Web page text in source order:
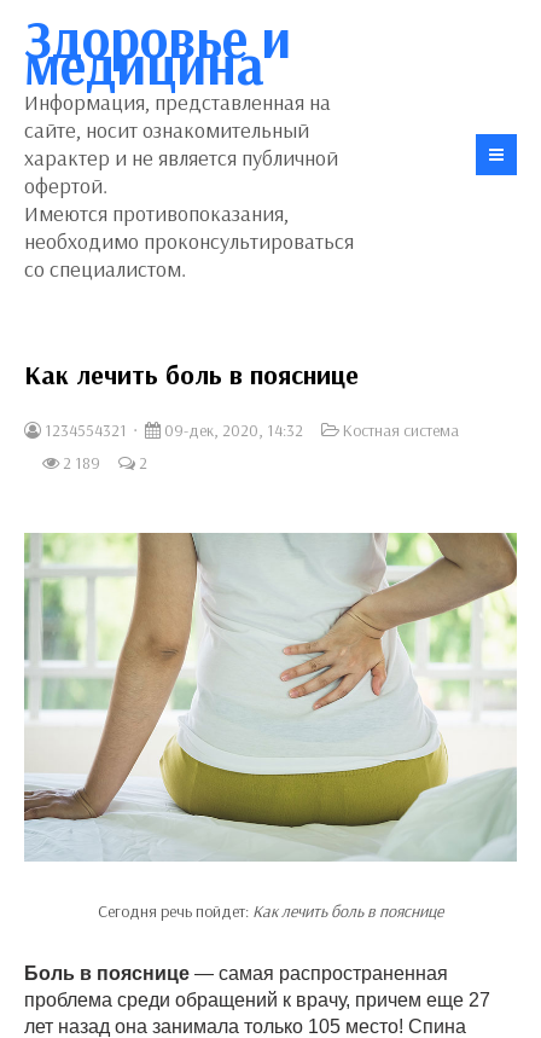
Здоровье и
медицина
Информация, представленная на
сайте, носит ознакомительный
характер и не является публичной
офертой.
Имеются противопоказания,
необходимо проконсультироваться
со специалистом.
Как лечить боль в пояснице
1234554321 09-дек, 2020, 14:32
Костная система
2 189
2
Сегодня речь пойдет: Как лечить боль в пояснице
Боль в пояснице — самая распространенная
проблема среди обращений к врачу, причем еще 27
лет назад она занимала только 105 место! Спина